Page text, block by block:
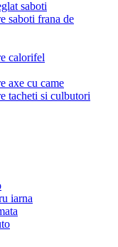
saboti
saboti frana de
calorifel
axe cu came
tacheti si culbutori
iarna